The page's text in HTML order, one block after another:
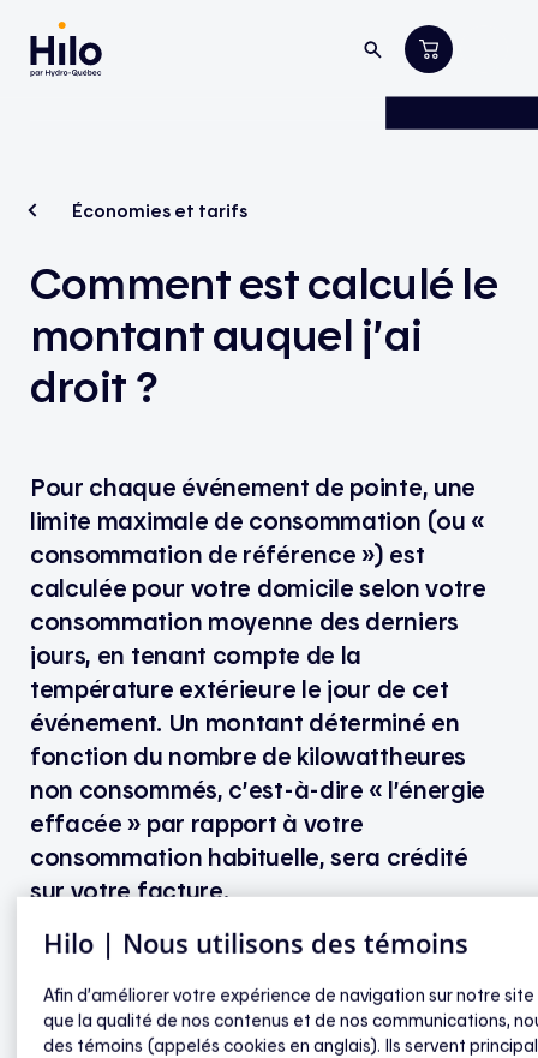
Économies et tarifs
Comment est calculé le
montant auquel j’ai
droit ?
Pour chaque événement de pointe, une
limite maximale de consommation (ou «
consommation de référence ») est
calculée pour votre domicile selon votre
consommation moyenne des derniers
jours, en tenant compte de la
température extérieure le jour de cet
événement. Un montant déterminé en
fonction du nombre de kilowattheures
non consommés, c’est-à-dire « l’énergie
effacée » par rapport à votre
consommation habituelle, sera crédité
sur votre facture.
Comment ma consommation de
référence est-elle calculée ?
Hilo | Nous utilisons des témoins
Afin d’améliorer votre expérience de navigation sur notre site
que la qualité de nos contenus et de nos communications,
des témoins (appelés cookies en anglais). Ils servent